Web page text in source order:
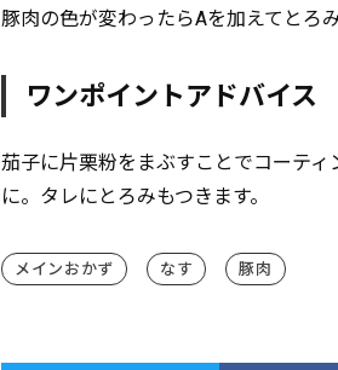
豚肉の色が変わったらAを加えてとろ
ワンポイントアドバイス
茄子に片栗粉をまぶすことでコーテ
に。タレにとろみもつきます。
メインおかず なす 豚肉